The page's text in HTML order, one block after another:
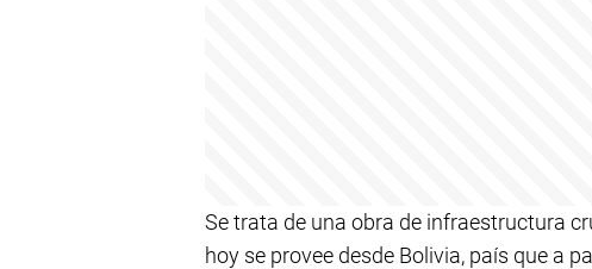
Se trata de una obra de infraestructura
hoy se provee desde Bolivia, país que a